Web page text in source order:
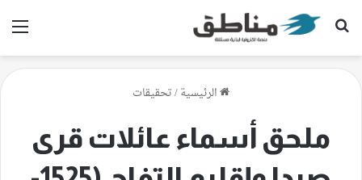
بحث عن
الرئيسية/تحقيقات
ملحق أسماء عائلات قرى